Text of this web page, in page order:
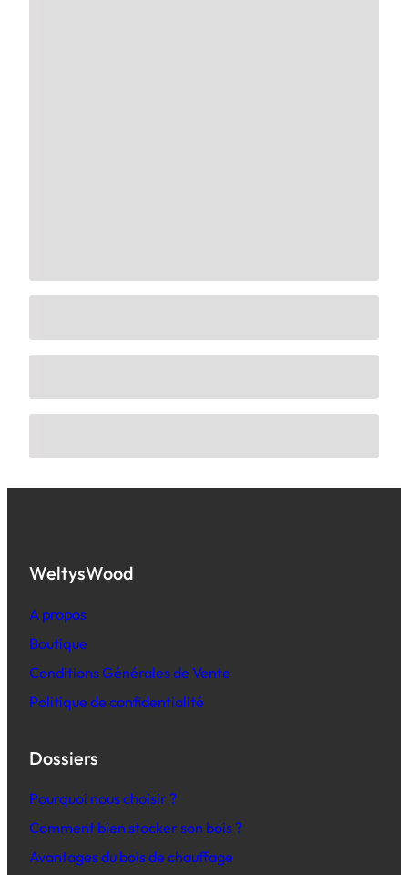
WeltysWood
A propos
Boutique
Conditions Générales de Vente
Politique de confidentialité
Dossiers
Pourquoi nous choisir ?
Comment bien stocker son bois ?
Avantages du bois de chauffage